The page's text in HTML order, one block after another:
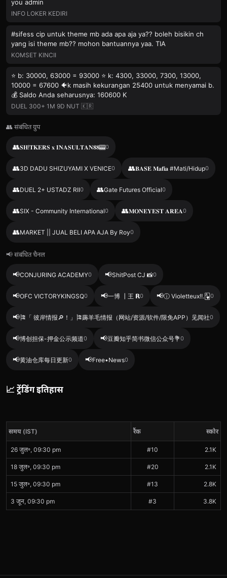
you admin
INFO LOKER KEDIRI
#sifess cip untuk theme mb ada apa aja ya?? boleh bisikin ch
yang isi theme mb?? mohon bantuannya yaa. TIA
KOMSET KINCII
⭐️ b: 30000, 63000 = 93000 ⭐️ k: 4300, 33000, 7300, 13000,
10000 = 67600 🐠k masih kekurangan 25400 untuk menyamai b.
💰 Saldo Anda seharusnya: 160600 K
DUEL 300+ 1M 9D NUT 🇰🇷
👥 संबंधित ग्रुप
👥𝐒𝐇!𝐓𝐊𝐄𝐑𝐒 𝐱 𝐈𝐍𝐀𝐒𝐔𝐋𝐓𝐀𝐍𝟖𝟖🎰0
👥3D DADU SHIZUYAMI X VENICE0 👥𝐁𝐀𝐒𝐄 𝐌𝐚𝐟𝐢𝐚 #Mati/Hidup0
👥DUEL 2+ USTADZ RII0 👥Gate Futures Official0
👥SIX - Community International0 👥𝐌𝐎𝐍𝐄𝐘𝐄𝐒𝐓 𝐀𝐑𝐄𝐀0
👥MARKET || JUAL BELI APA AJA By Roy0
📢 संबंधित चैनल
📢CONJURING ACADEMY0 📢ShitPost CJ 📸0
📢OFC VICTORYKINGSQ0 📢一博 ┃王 𝗥0 📢ⓘ Violetteux!!.🂱0
📢🎏「 彼岸情报🔎！」🎏薅羊毛情报（网站/资源/软件/限免APP）见闻社0
📢博创担保-押金公示频道0 📢豆瓣知乎简书微信公众号💐0
📢黄油仓库每日更新0 📢Free•News0
📈 ट्रेंडिंग इतिहास
समय (IST) रैंक स्कोर
26 जुल॰, 09:30 pm #10 2.1K
18 जुल॰, 09:30 pm #20 2.1K
15 जुल॰, 09:30 pm #13 2.8K
3 जून, 09:30 pm #3 3.8K